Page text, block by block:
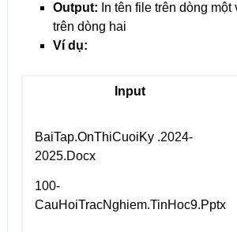
Output: In tên file trên dòng
trên dòng hai
Ví dụ:
Input
BaiTap.OnThiCuoiKy .2024-
2025.Docx
100-
CauHoiTracNghiem.TinHoc9.Pptx